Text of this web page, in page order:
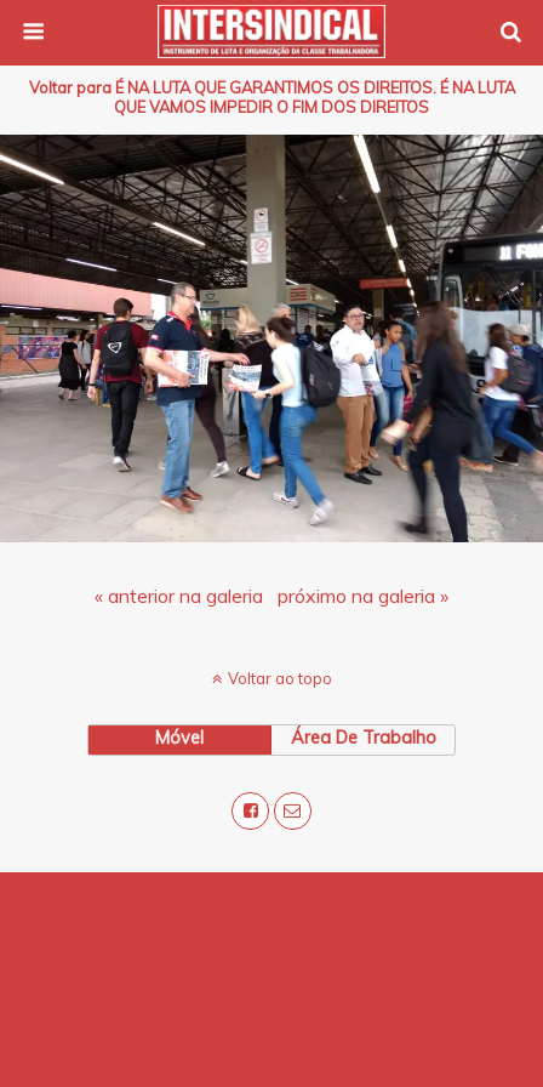
Voltar para É NA LUTA QUE GARANTIMOS OS DIREITOS. É NA LUTA
QUE VAMOS IMPEDIR O FIM DOS DIREITOS
« anterior na galeria próximo na galeria »
Voltar ao topo
Móvel Área De Trabalho